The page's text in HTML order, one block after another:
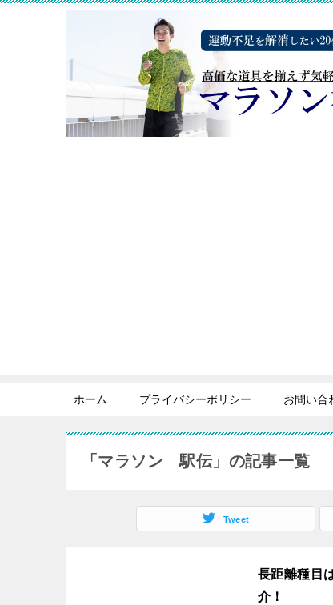
ホーム プライバシーポリシー お問い合
「マラソン 駅伝」の記事一覧
Tweet
長距離種目
介！